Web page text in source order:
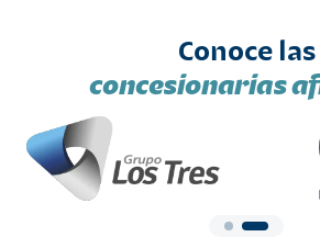
Conoce las
concesionarias